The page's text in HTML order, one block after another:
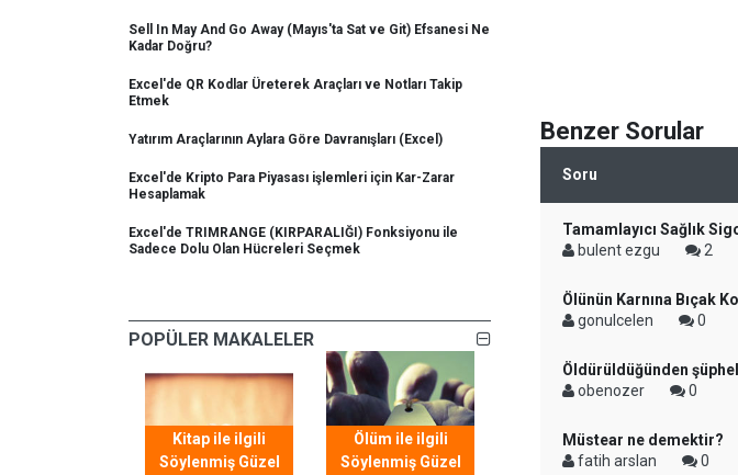
Sell In May And Go Away (Mayıs'ta Sat ve Git) Efsanesi Ne
Kadar Doğru?
Excel'de QR Kodlar Üreterek Araçları ve Notları Takip
Etmek
Yatırım Araçlarının Aylara Göre Davranışları (Excel)
Excel'de Kripto Para Piyasası işlemleri için Kar-Zarar
Hesaplamak
Excel'de TRIMRANGE (KIRPARALIĞI) Fonksiyonu ile
Sadece Dolu Olan Hücreleri Seçmek
POPÜLER MAKALELER
Kitap ile ilgili
Söylenmiş Güzel
Ölüm ile ilgili
Söylenmiş Güzel
Benzer Sorular
Soru
Tamamlayıcı Sağlık
bulent ezgu
2
Ölünün Karnına Bıçak
gonulcelen
0
Öldürüldüğünden
obenozer
0
Müstear ne demektir?
fatih arslan
0